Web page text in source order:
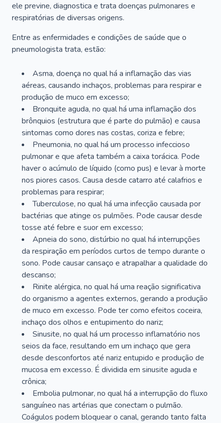
ele previne, diagnostica e trata doenças pulmonares e
respiratórias de diversas origens.
Entre as enfermidades e condições de saúde que o
pneumologista trata, estão:
Asma, doença no qual há a inflamação das vias
aéreas, causando inchaços, problemas para respirar e
produção de muco em excesso;
Bronquite aguda, no qual há uma inflamação dos
brônquios (estrutura que é parte do pulmão) e causa
sintomas como dores nas costas, coriza e febre;
Pneumonia, no qual há um processo infeccioso
pulmonar e que afeta também a caixa torácica. Pode
haver o acúmulo de líquido (como pus) e levar à morte
nos piores casos. Causa desde catarro até calafrios e
problemas para respirar;
Tuberculose, no qual há uma infecção causada por
bactérias que atinge os pulmões. Pode causar desde
tosse até febre e suor em excesso;
Apneia do sono, distúrbio no qual há interrupções
da respiração em períodos curtos de tempo durante o
sono. Pode causar cansaço e atrapalhar a qualidade do
descanso;
Rinite alérgica, no qual há uma reação significativa
do organismo a agentes externos, gerando a produção
de muco em excesso. Pode ter como efeitos coceira,
inchaço dos olhos e entupimento do nariz;
Sinusite, no qual há um processo inflamatório nos
seios da face, resultando em um inchaço que gera
desde desconfortos até nariz entupido e produção de
mucosa em excesso. É dividida em sinusite aguda e
crônica;
Embolia pulmonar, no qual há a interrupção do fluxo
sanguíneo nas artérias que conectam o pulmão.
Coágulos podem bloquear o canal, gerando tanto falta